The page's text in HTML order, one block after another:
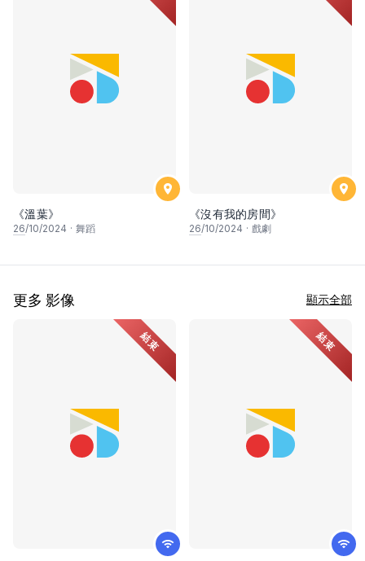
《溫葉》
26/10/2024 · 舞蹈
《沒有我的房間》
26/10/2024 · 戲劇
更多 影像 顯示全部
結束 結束